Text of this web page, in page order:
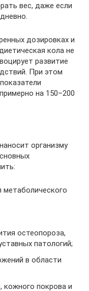
вес, даже если
дозировках и
кола не
развитие
При этом
на 150–200
организму
метаболического
остеопороза,
патологий;
в области
кожного покрова и